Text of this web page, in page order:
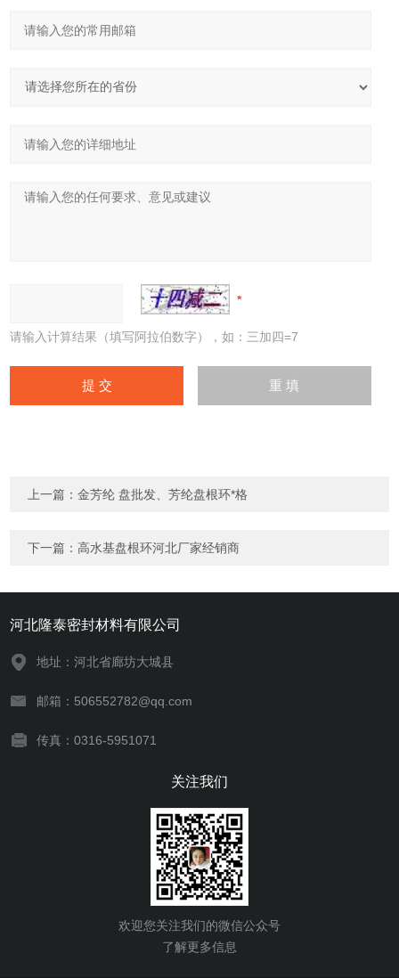
请输入计算结果（填写阿拉伯数字），如：三加四=7
上一篇：金芳纶 盘批发、芳纶盘根环*格
下一篇：高水基盘根环河北厂家经销商
河北隆泰密封材料有限公司
地址：河北省廊坊大城县
邮箱：506552782@qq.com
传真：0316-5951071
关注我们
欢迎您关注我们的微信公众号
了解更多信息